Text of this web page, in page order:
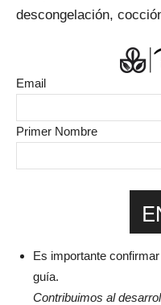
descongelación,
Email
Primer Nombre
Es importante
guía.
Contribuimos al